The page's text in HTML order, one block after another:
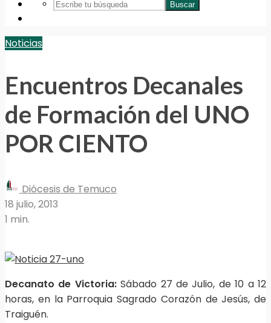
Buscar
Noticias
Encuentros Decanales
de Formación del UNO
POR CIENTO
Diócesis de Temuco
18 julio, 2013
1 min.
Decanato de Victoria:Sábado 27 de Julio, de 10 a 12
horas, en la Parroquia Sagrado Corazón de Jesús, de
Traiguén.